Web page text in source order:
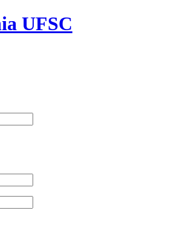
UFSC